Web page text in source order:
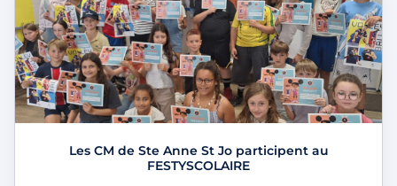
Les CM de Ste Anne St Jo participent au
FESTYSCOLAIRE